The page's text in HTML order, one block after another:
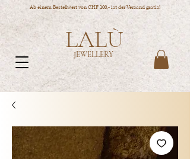
Ab einem Bestellwert von CHF 100,- ist der Versand gratis!
LALÙ
JEWELLERY